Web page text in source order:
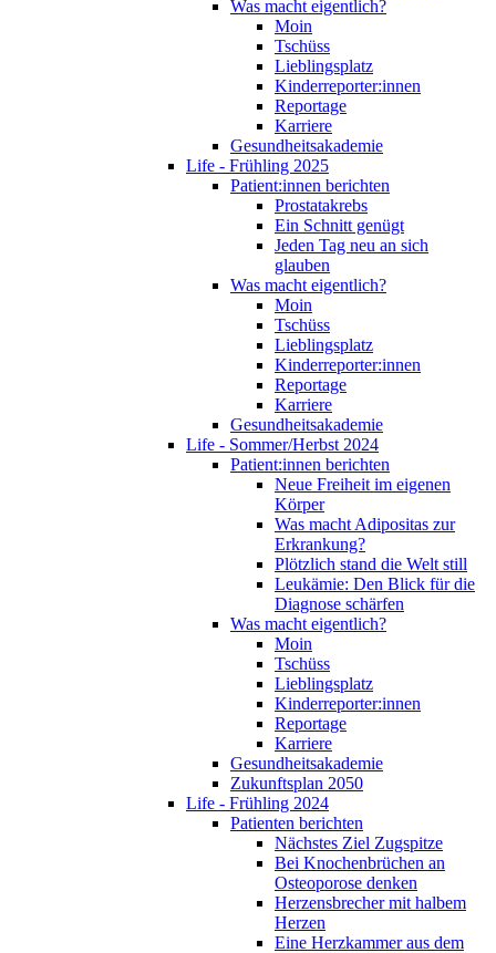
Was macht eigentlich?
Moin
Tschüss
Lieblingsplatz
Kinderreporter:innen
Reportage
Karriere
Gesundheitsakademie
Life - Frühling 2025
Patient:innen berichten
Prostatakrebs
Ein Schnitt genügt
Jeden Tag neu an sich
glauben
Was macht eigentlich?
Moin
Tschüss
Lieblingsplatz
Kinderreporter:innen
Reportage
Karriere
Gesundheitsakademie
Life - Sommer/Herbst 2024
Patient:innen berichten
Neue Freiheit im eigenen
Körper
Was macht Adipositas zur
Erkrankung?
Plötzlich stand die Welt still
Leukämie: Den Blick für die
Diagnose schärfen
Was macht eigentlich?
Moin
Tschüss
Lieblingsplatz
Kinderreporter:innen
Reportage
Karriere
Gesundheitsakademie
Zukunftsplan 2050
Life - Frühling 2024
Patienten berichten
Nächstes Ziel Zugspitze
Bei Knochenbrüchen an
Osteoporose denken
Herzensbrecher mit halbem
Herzen
Eine Herzkammer aus dem